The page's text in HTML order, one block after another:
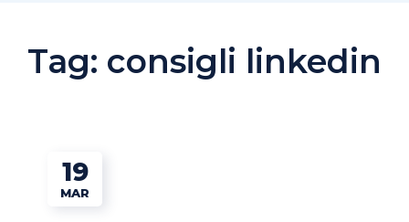
Tag: consigli linkedin
19
MAR